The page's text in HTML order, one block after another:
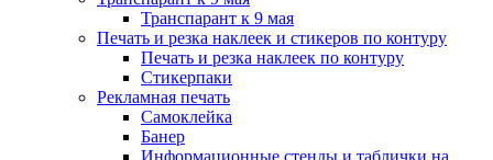
Транспарант к 9 мая
Печать и резка наклеек и стикеров по контуру
Печать и резка наклеек по контуру
Стикерпаки
Рекламная печать
Самоклейка
Банер
Информационные стенды и таблички на